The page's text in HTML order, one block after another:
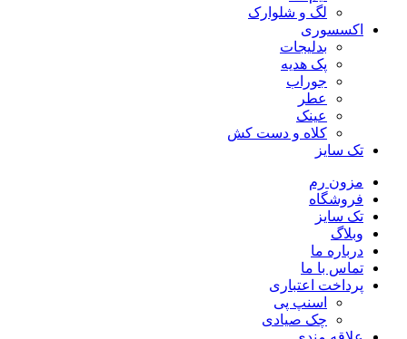
لگ و شلوارک
اکسسوری
بدلیجات
پک هدیه
جوراب
عطر
عینک
کلاه و دست کش
تک سایز
مزون رم
فروشگاه
تک سایز
وبلاگ
درباره ما
تماس با ما
پرداخت اعتباری
اسنپ پی
چک صیادی